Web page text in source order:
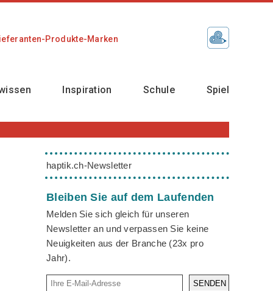
Produkte-Marken
Inspiration Schule Spiel
haptik.ch-Newsletter
Bleiben Sie auf dem Laufenden
Melden Sie sich gleich für unseren
Newsletter an und verpassen Sie keine
Neuigkeiten aus der Branche (23x pro
Jahr).
SENDEN